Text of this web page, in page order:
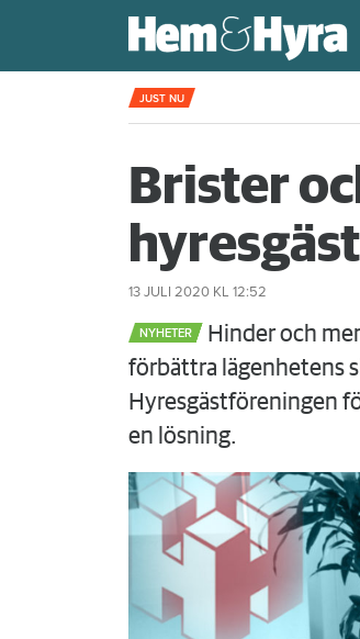
JUST NU
Brister
13 JULI 2020 KL 12:52
NYHETER
Hinder och
förbättra lägenhetens
Hyresgästföreningen
en lösning.